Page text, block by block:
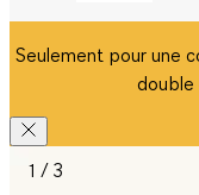
Seulement pour une
double
1 / 3